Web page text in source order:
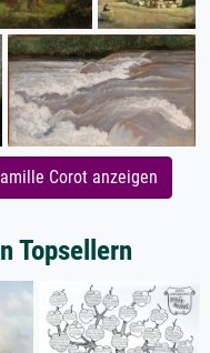
Corot anzeigen
Topsellern